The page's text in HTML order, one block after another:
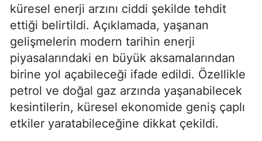
küresel enerji arzını ciddi şekilde tehdit
ettiği belirtildi. Açıklamada, yaşanan
gelişmelerin modern tarihin enerji
piyasalarındaki en büyük aksamalarından
birine yol açabileceği ifade edildi. Özellikle
petrol ve doğal gaz arzında yaşanabilecek
kesintilerin, küresel ekonomide geniş çaplı
etkiler yaratabileceğine dikkat çekildi.